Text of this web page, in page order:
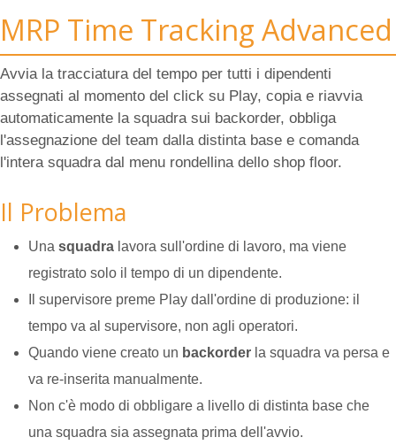
MRP Time Tracking Advanced
Avvia la tracciatura del tempo per tutti i dipendenti
assegnati al momento del click su Play, copia e riavvia
automaticamente la squadra sui backorder, obbliga
l'assegnazione del team dalla distinta base e comanda
l'intera squadra dal menu rondellina dello shop floor.
Il Problema
Una squadra lavora sull'ordine di lavoro, ma viene
registrato solo il tempo di un dipendente.
Il supervisore preme Play dall'ordine di produzione: il
tempo va al supervisore, non agli operatori.
Quando viene creato un backorder la squadra va persa e
va re-inserita manualmente.
Non c'è modo di obbligare a livello di distinta base che
una squadra sia assegnata prima dell'avvio.